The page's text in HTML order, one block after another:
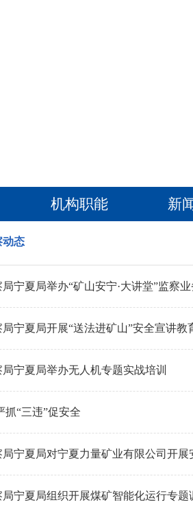
机构职能 新
动态
宁夏局举办“矿山安宁·大讲堂”监察
宁夏局开展“送法进矿山”安全宣讲教
宁夏局举办无人机专题实战培训
抓“三违”促安全
宁夏局对宁夏力量矿业有限公司开展
宁夏局组织开展煤矿智能化运行专题